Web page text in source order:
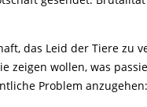
das Leid der Tiere zu
zeigen wollen, was
Problem